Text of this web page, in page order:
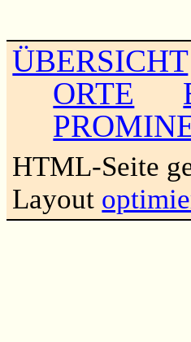
ÜBERSICHT
ORTE
HTML-Seite
Layout